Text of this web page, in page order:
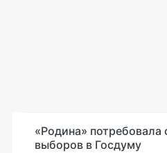
«Родина» потребовала
выборов в Госдуму